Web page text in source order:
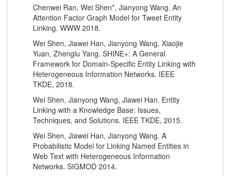
Chenwei Ran, Wei Shen*, Jianyong Wang. An
Attention Factor Graph Model for Tweet Entity
Linking. WWW 2018.
Wei Shen, Jiawei Han, Jianyong Wang, Xiaojie
Yuan, Zhenglu Yang. SHINE+: A General
Framework for Domain-Specific Entity Linking with
Heterogeneous Information Networks. IEEE
TKDE, 2018.
Wei Shen, Jianyong Wang, Jiawei Han. Entity
Linking with a Knowledge Base: Issues,
Techniques, and Solutions. IEEE TKDE, 2015.
Wei Shen, Jiawei Han, Jianyong Wang. A
Probabilistic Model for Linking Named Entities in
Web Text with Heterogeneous Information
Networks. SIGMOD 2014.